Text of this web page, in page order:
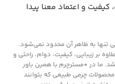
و اعتماد معنا پیدا
تنها به ظاهر آن محدود نمی‌شود.
بر زیبایی، کیفیت، دوام، راحتی و
ما در *مسترچرم با همین باور
محصولات چرمی طبیعی که بتوانند